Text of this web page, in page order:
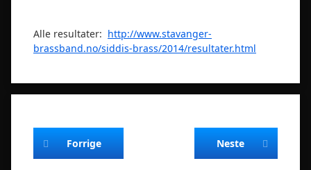
Alle resultater: http://www.stavanger-
brassband.no/siddis-brass/2014/resultater.html
Fortsett å lese
Forrige Neste